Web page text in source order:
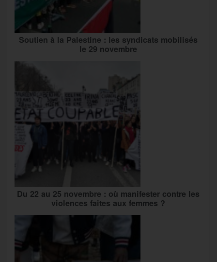
Soutien à la Palestine : les syndicats mobilisés
le 29 novembre
Du 22 au 25 novembre : où manifester contre les
violences faites aux femmes ?